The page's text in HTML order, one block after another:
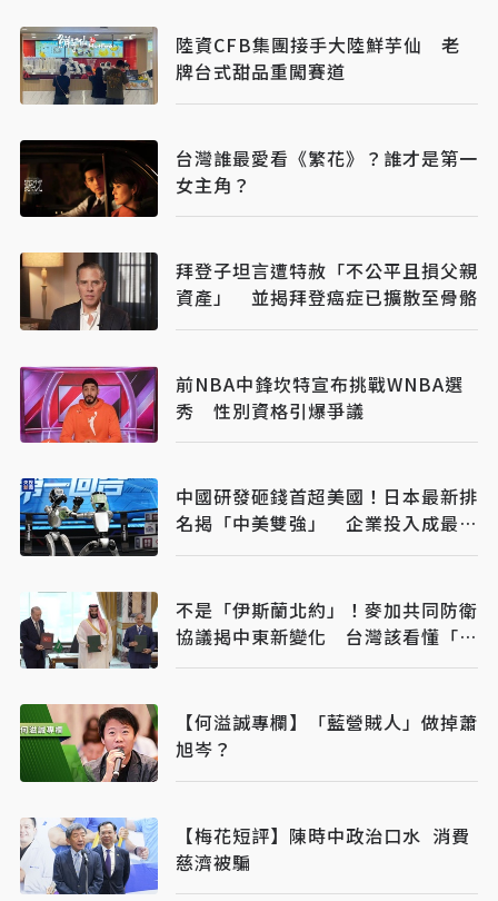
陸資CFB集團接手大陸鮮芋仙 老
牌台式甜品重闖賽道
台灣誰最愛看《繁花》？誰才是第一
女主角？
拜登子坦言遭特赦「不公平且損父親
資產」 並揭拜登癌症已擴散至骨骼
前NBA中鋒坎特宣布挑戰WNBA選
秀 性別資格引爆爭議
中國研發砸錢首超美國！日本最新排
名揭「中美雙強」 企業投入成最大
推力
不是「伊斯蘭北約」！麥加共同防衛
協議揭中東新變化 台灣該看懂「多
層次安全」
【何溢誠專欄】「藍營賊人」做掉蕭
旭岑？
【梅花短評】陳時中政治口水 消費
慈濟被騙